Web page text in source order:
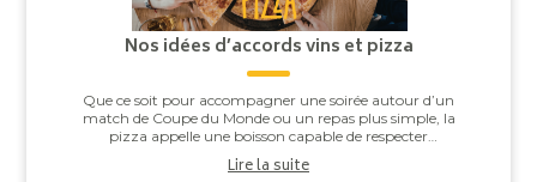
Nos idées d’accords vins et pizza
Que ce soit pour accompagner une soirée autour d’un
match de Coupe du Monde ou un repas plus simple, la
pizza appelle une boisson capable de respecter
Lire la suite